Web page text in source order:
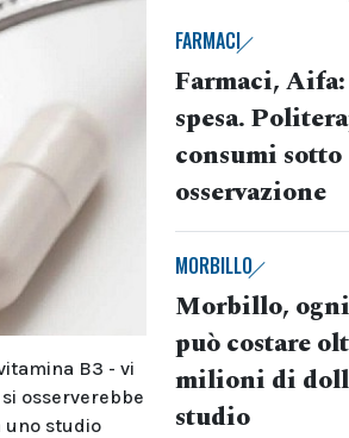
B3 - vi
osserverebbe
uno studio
FARMACI
Farmaci, Aifa:
spesa.
consumi sotto
osservazione
MORBILLO
Morbillo,
può costare
milioni di
studio